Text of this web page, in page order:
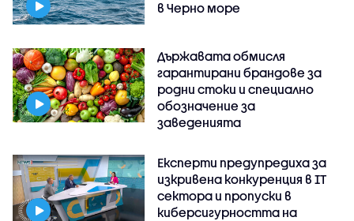
в Черно море
Държавата обмисля
гарантирани брандове за
родни стоки и специално
обозначение за
заведенията
Експерти предупредиха за
изкривена конкуренция в IT
сектора и пропуски в
киберсигурността на